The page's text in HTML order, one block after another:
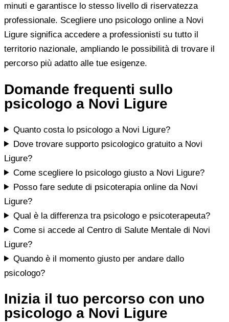
minuti e garantisce lo stesso livello di riservatezza
professionale. Scegliere uno psicologo online a Novi
Ligure significa accedere a professionisti su tutto il
territorio nazionale, ampliando le possibilità di trovare il
percorso più adatto alle tue esigenze.
Domande frequenti sullo
psicologo a Novi Ligure
Quanto costa lo psicologo a Novi Ligure?
Dove trovare supporto psicologico gratuito a Novi
Ligure?
Come scegliere lo psicologo giusto a Novi Ligure?
Posso fare sedute di psicoterapia online da Novi
Ligure?
Qual è la differenza tra psicologo e psicoterapeuta?
Come si accede al Centro di Salute Mentale di Novi
Ligure?
Quando è il momento giusto per andare dallo
psicologo?
Inizia il tuo percorso con uno
psicologo a Novi Ligure